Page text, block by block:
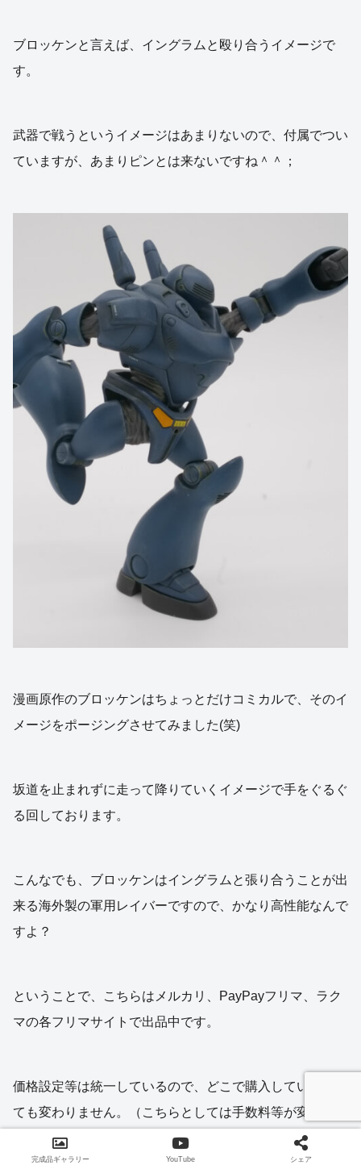
ブロッケンと言えば、イングラムと殴り合うイメージで
す。
武器で戦うというイメージはあまりないので、付属でつい
ていますが、あまりピンとは来ないですね＾＾；
漫画原作のブロッケンはちょっとだけコミカルで、そのイ
メージをポージングさせてみました(笑)
坂道を止まれずに走って降りていくイメージで手をぐるぐ
る回しております。
こんなでも、ブロッケンはイングラムと張り合うことが出
来る海外製の軍用レイバーですので、かなり高性能なんで
すよ？
ということで、こちらはメルカリ、PayPayフリマ、ラク
マの各フリマサイトで出品中です。
価格設定等は統一しているので、どこで購入していただい
ても変わりません。（こちらとしては手数料等が変わりま
すが・・・汗）
完成品ギャラリー YouTube シェア